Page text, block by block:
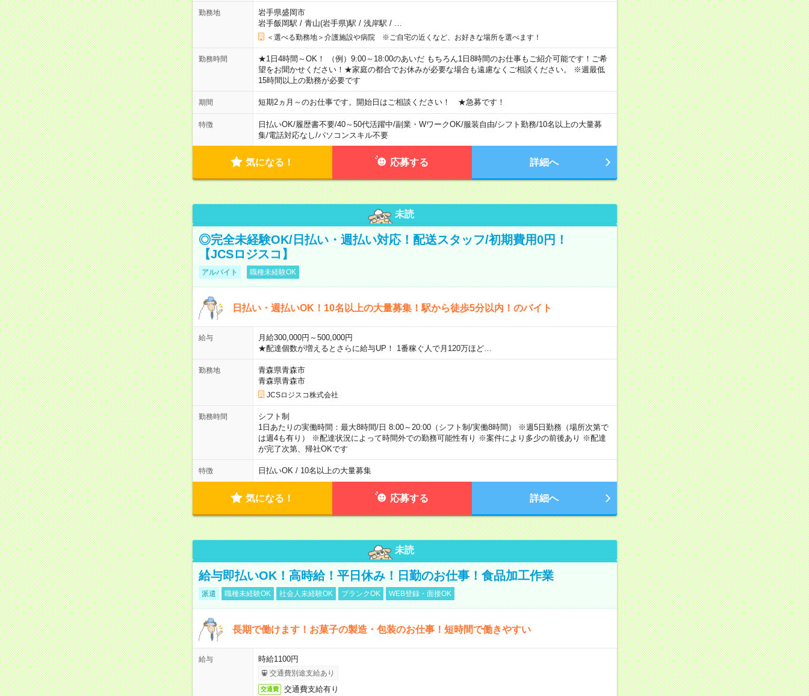
勤務地
岩手県盛岡市
岩手飯岡駅 / 青山(岩手県)駅 / 浅岸駅 /
＜選べる勤務地＞介護施設や病院 ※ご自宅の近くなど、お好きな場所を選べます！
勤務時間
★1日4時間～OK！ （例）9:00～18:00のあいだ もちろん1日8時間のお仕事もご紹介可能です！ご希
望をお聞かせください！★家庭の都合でお休みが必要な場合も遠慮なくご相談ください。 ※週最低
15時間以上の勤務が必要です
期間 短期2ヵ月～のお仕事です。開始日はご相談ください！ ★急募です！
特徴 日払いOK/履歴書不要/40～50代活躍中/副業・WワークOK/服装自由/シフト勤務/10名以上の大量募
集/電話対応なし/パソコンスキル不要
気になる！ 応募する 詳細へ
未読
◎完全未経験OK/日払い・週払い対応！配送スタッフ/初期費用0円！
【JCSロジスコ】
アルバイト 職種未経験OK
日払い・週払いOK！10名以上の大量募集！駅から徒歩5分以内！のバイト
給与
月給300,000円～500,000円
★配達個数が増えるとさらに給与UP！ 1番稼ぐ人で月120万ほど…
勤務地
青森県青森市
青森県青森市
JCSロジスコ株式会社
勤務時間
シフト制
1日あたりの実働時間：最大8時間/日 8:00～20:00（シフト制/実働8時間） ※週5日勤務（場所次第で
は週4も有り） ※配達状況によって時間外での勤務可能性有り ※案件により多少の前後あり ※配達
が完了次第、帰社OKです
特徴 日払いOK / 10名以上の大量募集
気になる！ 応募する 詳細へ
未読
給与即払いOK！高時給！平日休み！日勤のお仕事！食品加工作業
派遣 職種未経験OK 社会人未経験OK ブランクOK WEB登録・面接OK
長期で働けます！お菓子の製造・包装のお仕事！短時間で働きやすい
給与 時給1100円
交通費別途支給あり
交通費 交通費支給有り